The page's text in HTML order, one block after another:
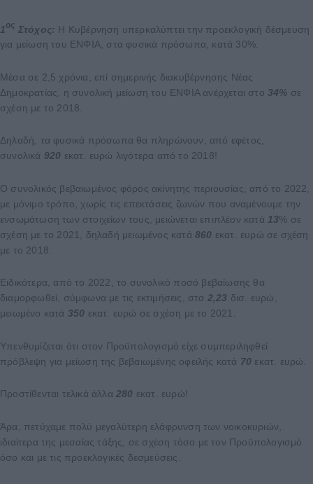
1 ος Στόχος: Η Κυβέρνηση υπερκαλύπτει την προεκλογική δέσμευση
για μείωση του ΕΝΦΙΑ, στα φυσικά πρόσωπα, κατά 30%.
Μέσα σε 2,5 χρόνια, επί σημερινής διακυβέρνησης Νέας
Δημοκρατίας, η συνολική μείωση του ΕΝΦΙΑ ανέρχεται στο 34% σε
σχέση με το 2018.
Δηλαδή, τα φυσικά πρόσωπα θα πληρώνουν, από εφέτος,
συνολικά 920 εκατ. ευρώ λιγότερα από το 2018!
Ο συνολικός βεβαιωμένος φόρος ακίνητης περιουσίας, από το 2022,
με μόνιμο τρόπο, χωρίς τις επεκτάσεις ζωνών που αναμένουμε την
ενσωμάτωση των στοιχείων τους, μειώνεται επιπλέον κατά 13% σε
σχέση με το 2021, δηλαδή μειωμένος κατά 860 εκατ. ευρώ σε σχέση
με το 2018.
Ειδικότερα, από το 2022, το συνολικό ποσό βεβαίωσης θα
διαμορφωθεί, σύμφωνα με τις εκτιμήσεις, στα 2,23 δισ. ευρώ,
μειωμένο κατά 350 εκατ. ευρώ σε σχέση με το 2021.
Υπενθυμίζεται ότι στον Προϋπολογισμό είχε συμπεριληφθεί
πρόβλεψη για μείωση της βεβαιωμένης οφειλής κατά 70 εκατ. ευρώ.
Προστίθενται τελικά άλλα 280 εκατ. ευρώ!
Άρα, πετύχαμε πολύ μεγαλύτερη ελάφρυνση των νοικοκυριών,
ιδιαίτερα της μεσαίας τάξης, σε σχέση τόσο με τον Προϋπολογισμό
όσο και με τις προεκλογικές δεσμεύσεις.